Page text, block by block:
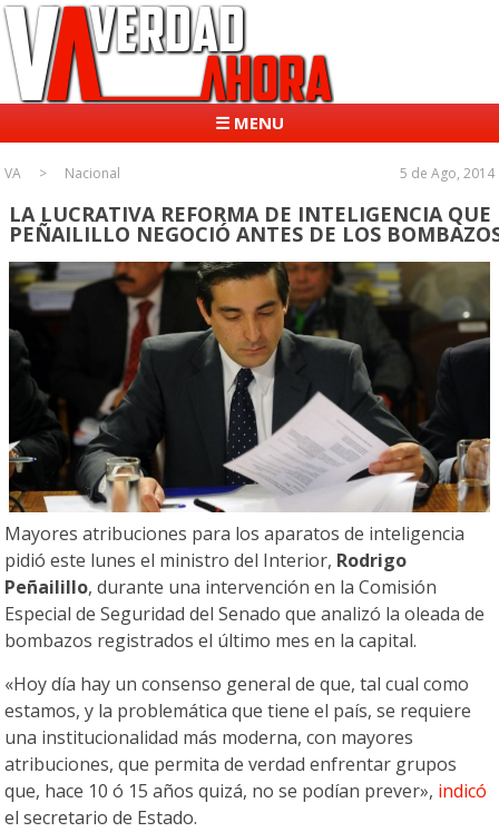
☰ MENU
VA Nacional 5 de Ago, 2014
LA LUCRATIVA REFORMA DE INTELIGENCIA QUE
PEÑAILILLO NEGOCIÓ ANTES DE LOS
Mayores atribuciones para los aparatos de inteligencia
pidió este lunes el ministro del Interior, Rodrigo
Peñailillo, durante una intervención en la Comisión
Especial de Seguridad del Senado que analizó la oleada de
bombazos registrados el último mes en la capital.
«Hoy día hay un consenso general de que, tal cual como
estamos, y la problemática que tiene el país, se requiere
una institucionalidad más moderna, con mayores
atribuciones, que permita de verdad enfrentar grupos
que, hace 10 ó 15 años quizá, no se podían prever», indicó
el secretario de Estado.